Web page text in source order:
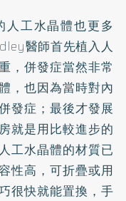
工水晶體也更多
醫師首先植入人
，併發症當然非常
，也因為當時對內
發症；最後才發展
就是用比較進步的
工水晶體的材質已
性高，可折疊或用
很快就能置換，手